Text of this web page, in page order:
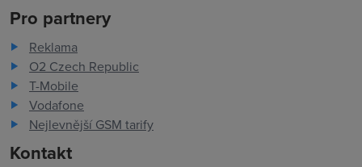
Pro partnery
Reklama
O2 Czech Republic
T-Mobile
Vodafone
Nejlevnější GSM tarify
Kontakt